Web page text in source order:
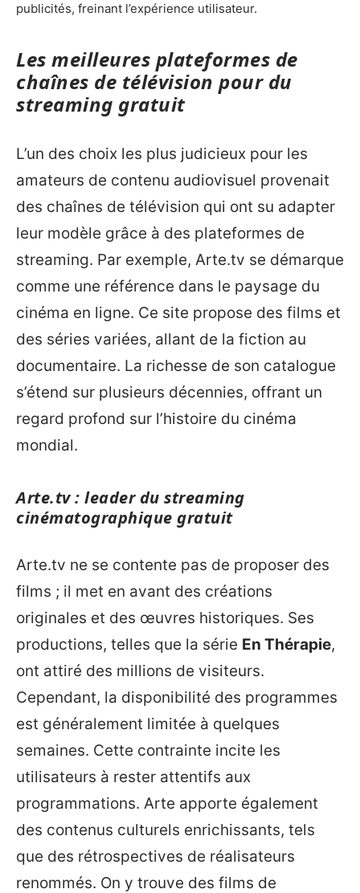
publicités, freinant l’expérience utilisateur.
Les meilleures plateformes de
chaînes de télévision pour du
streaming gratuit
L’un des choix les plus judicieux pour les
amateurs de contenu audiovisuel provenait
des chaînes de télévision qui ont su adapter
leur modèle grâce à des plateformes de
streaming. Par exemple, Arte.tv se démarque
comme une référence dans le paysage du
cinéma en ligne. Ce site propose des films et
des séries variées, allant de la fiction au
documentaire. La richesse de son catalogue
s’étend sur plusieurs décennies, offrant un
regard profond sur l’histoire du cinéma
mondial.
Arte.tv : leader du streaming
cinématographique gratuit
Arte.tv ne se contente pas de proposer des
films ; il met en avant des créations
originales et des œuvres historiques. Ses
productions, telles que la série En Thérapie,
ont attiré des millions de visiteurs.
Cependant, la disponibilité des programmes
est généralement limitée à quelques
semaines. Cette contrainte incite les
utilisateurs à rester attentifs aux
programmations. Arte apporte également
des contenus culturels enrichissants, tels
que des rétrospectives de réalisateurs
renommés. On y trouve des films de